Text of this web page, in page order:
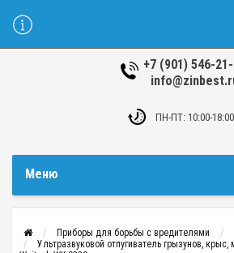
+7 (901) 546-
ПН-ПТ: 10:00-18:00
Меню
Приборы для борьбы с вредителями
Ультразвуковой отпугиватель грызунов,